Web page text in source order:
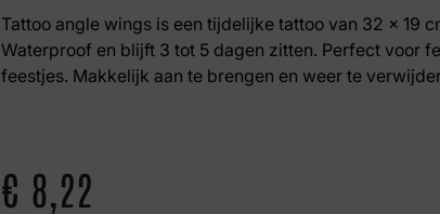
Tattoo angle wings is een tijdelijke tattoo van 32 x 19
Waterproof en blijft 3 tot 5 dagen zitten. Perfect voor
feestjes. Makkelijk aan te brengen en weer te
€ 8,22